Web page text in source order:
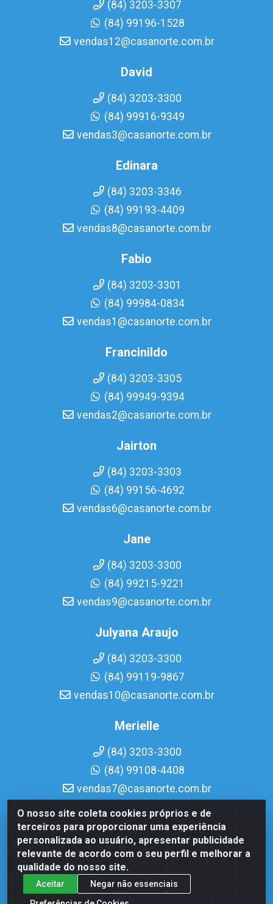
O nosso site coleta cookies próprios e de
terceiros para proporcionar uma experiência
personalizada ao usuário, apresentar publicidade
relevante de acordo com o seu perfil e melhorar a
qualidade do nosso site.
Aceitar
Negar não essenciais
(84) 3203-3307
(84) 99196-1528
vendas12@casanorte.com.br
David
(84) 3203-3300
(84) 99916-9349
vendas3@casanorte.com.br
Edinara
(84) 3203-3346
(84) 99193-4409
vendas8@casanorte.com.br
Fabio
(84) 3203-3301
(84) 99984-0834
vendas1@casanorte.com.br
Francinildo
(84) 3203-3305
(84) 99949-9394
vendas2@casanorte.com.br
Jairton
(84) 3203-3303
(84) 99156-4692
vendas6@casanorte.com.br
Jane
(84) 3203-3300
(84) 99215-9221
vendas9@casanorte.com.br
Julyana Araujo
(84) 3203-3300
(84) 99119-9867
vendas10@casanorte.com.br
Merielle
(84) 3203-3300
(84) 99108-4408
vendas7@casanorte.com.br
Casa Norte LTDA - Av. Interventor Mário Câmara, 1815 -
Dix-Sept Rosado, Natal/RN - CEP 59054-600 - CNPJ
08.713.513/0001-51